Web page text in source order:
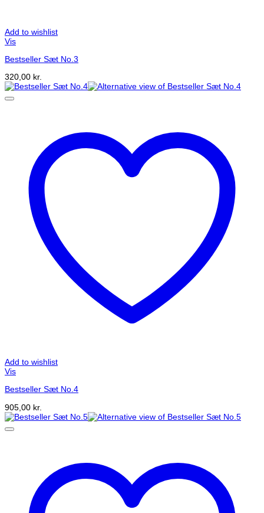
Add to wishlist
Vis
Bestseller Sæt No.3
320,00 kr.
Add to wishlist
Vis
Bestseller Sæt No.4
905,00 kr.